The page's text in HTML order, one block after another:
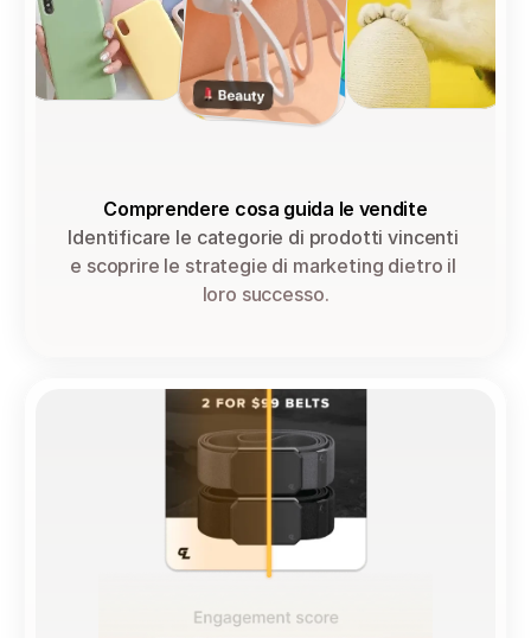
Comprendere cosa guida le vendite
Identificare le categorie di prodotti vincenti
e scoprire le strategie di marketing dietro il
loro successo.